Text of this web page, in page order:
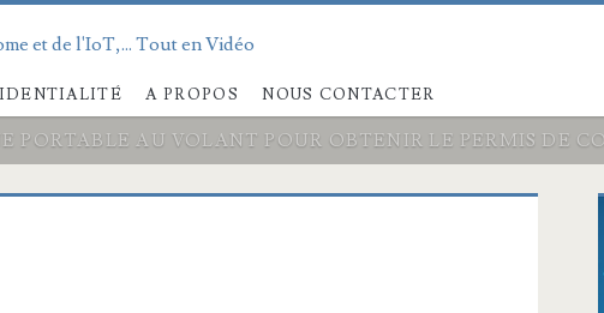
et de l'IoT,... Tout en Vidéo
A PROPOS NOUS CONTACTER
PORTABLE AU VOLANT POUR OBTENIR LE PERMIS DE